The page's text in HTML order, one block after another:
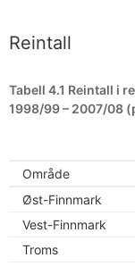
Reintall
Tabell 4.1 Reintall i
1998/99 – 2007/08
Område
Øst-Finnmark
Vest-Finnmark
Troms